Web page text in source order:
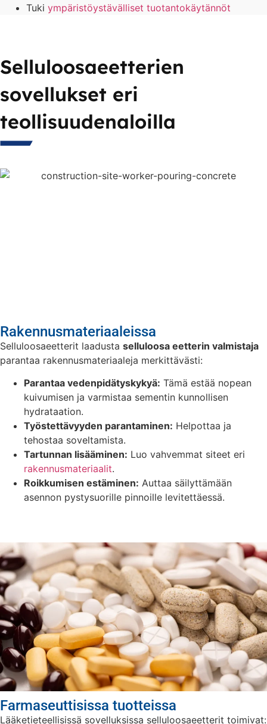
Tukiympäristöystävälliset tuotantokäytännöt
Selluloosaeetterien
sovellukset eri
teollisuudenaloilla
Rakennusmateriaaleissa
Selluloosaeetterit laadusta selluloosa eetterin valmistaja
parantaa rakennusmateriaaleja merkittävästi:
Parantaa vedenpidätyskykyä: Tämä estää nopean
kuivumisen ja varmistaa sementin kunnollisen
hydrataation.
Työstettävyyden parantaminen: Helpottaa ja
tehostaa soveltamista.
Tartunnan lisääminen: Luo vahvemmat siteet eri
rakennusmateriaalit.
Roikkumisen estäminen: Auttaa säilyttämään
asennon pystysuorille pinnoille levitettäessä.
Farmaseuttisissa tuotteissa
Lääketieteellisissä sovelluksissa selluloosaeetterit toimivat: